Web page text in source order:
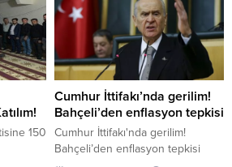
150
Cumhur İttifakı’nda gerilim!
Bahçeli’den enflasyon tepkisi
Cumhur İttifakı'nda gerilim!
Bahçeli’den enflasyon tepkisi